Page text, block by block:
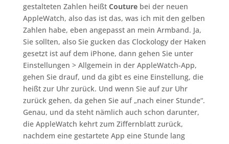
gestalteten Zahlen heißt Couturebei der neuen
AppleWatch, also das ist das, was ich mit den gelben
Zahlen habe, eben angepasst an mein Armband. Ja,
Sie sollten, also Sie gucken das Clockology der Haken
gesetzt ist auf dem iPhone, dann gehen Sie unter
Einstellungen > Allgemein in der AppleWatch-App,
gehen Sie drauf, und da gibt es eine Einstellung, die
heißt zur Uhr zurück. Und wenn Sie auf zur Uhr
zurück gehen, da gehen Sie auf „nach einer Stunde“.
Genau, und da steht nämlich auch schon darunter,
die AppleWatch kehrt zum Ziffernblatt zurück,
nachdem eine gestartete App eine Stunde lang